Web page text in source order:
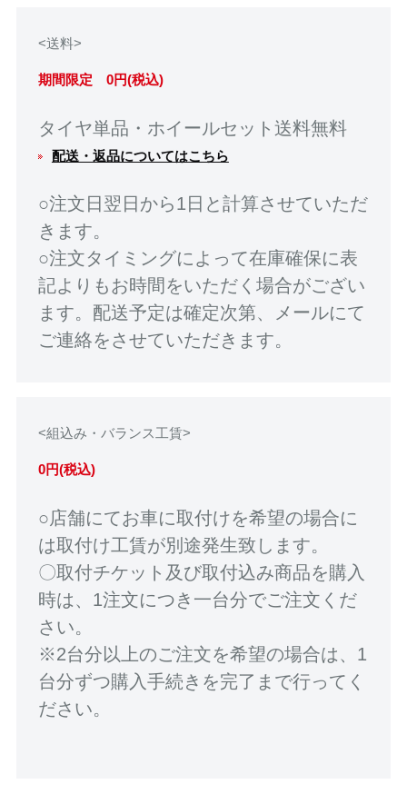
<送料>
期間限定 0円(税込)
タイヤ単品・ホイールセット送料無料
配送・返品についてはこちら
○注文日翌日から1日と計算させていただ
きます。
○注文タイミングによって在庫確保に表
記よりもお時間をいただく場合がござい
ます。配送予定は確定次第、メールにて
ご連絡をさせていただきます。
<組込み・バランス工賃>
0円(税込)
○店舗にてお車に取付けを希望の場合に
は取付け工賃が別途発生致します。
〇取付チケット及び取付込み商品を購入
時は、1注文につき一台分でご注文くだ
さい。
※2台分以上のご注文を希望の場合は、1
台分ずつ購入手続きを完了まで行ってく
ださい。